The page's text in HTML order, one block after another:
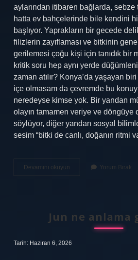
aylarından itibaren bağlarda, sebze
hatta ev bahçelerinde bile kendini
başlıyor. Yaprakların bir gecede
filizlerin zayıflaması ve bitkinin
gerilemesi çoğu kişi için tanıdık bir
kritik soru hep aynı yerde
zaman atılır? Konya’da yaşayan
içe olmasam da çevremde bu
neredeyse kimse yok. Bir yandan
olayın tamamen veriye ve döngüye
söylüyor, diğer yandan sosyal
sesim “bitki de canlı, doğanın ritmi
Devamını okuyun
ilacı
Yorum Bırak
Jun ne anlama
Tarih: Haziran 6, 2026